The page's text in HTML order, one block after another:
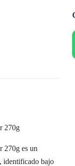
270g
270g es un
identificado bajo